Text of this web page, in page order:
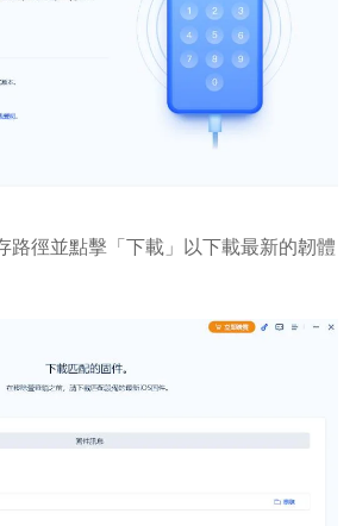
路徑並點擊「下載」以下載最新的韌體